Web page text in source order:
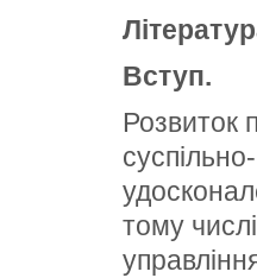
Вступ.
Розвиток
тому